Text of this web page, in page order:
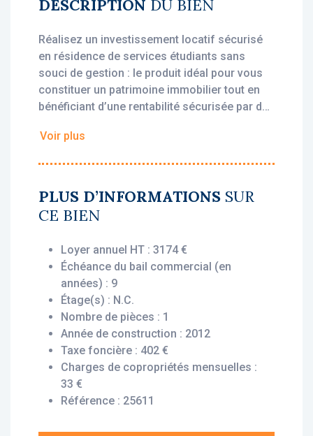
DESCRIPTION DU BIEN
Réalisez un investissement locatif sécurisé
en résidence de services étudiants sans
souci de gestion : le produit idéal pour vous
constituer un patrimoine immobilier tout en
bénéficiant d’une rentabilité sécurisée par des
• Gestionnaire : Nemea
Vous bénéficiez du statut fiscal LMNP
d’impôt sur vos revenus locatifs. Le bien est
exploité par un gestionnaire professionnel
(Nemea), engagé par un bail commercial,
vous assurant le versement des loyers dès
l’acquisition, que le logement soit loué ou
Description du bien :
Cet appartement T1 situé au 2ème étage
offre une disposition fonctionnelle et
Voir plus
PLUS D’INFORMATIONS SUR
CE BIEN
Loyer annuel HT : 3174 €
Échéance du bail commercial (en
années) : 9
Étage(s) : N.C.
Nombre de pièces : 1
Année de construction : 2012
Taxe foncière : 402 €
Charges de copropriétés mensuelles :
33 €
Référence : 25611